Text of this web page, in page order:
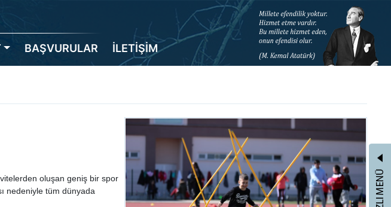
BAŞVURULAR İLETİŞİM
oluşan geniş bir spor
nedeniyle tüm dünyada